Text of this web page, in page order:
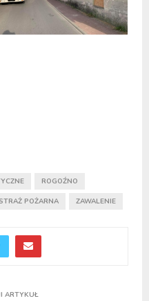
ROGOŹNO
STRAŻ POŻARNA ZAWALENIE
ARTYKUŁ